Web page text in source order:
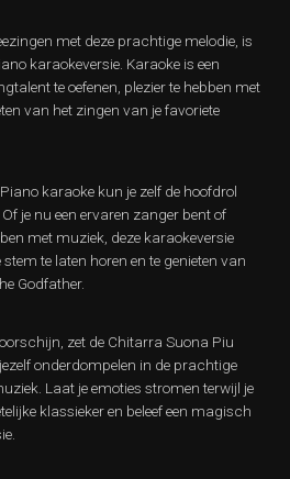
met deze prachtige melodie, is
karaokeversie. Karaoke is een
te oefenen, plezier te hebben met
van het zingen van je favoriete
karaoke kun je zelf de hoofdrol
je nu een ervaren zanger bent of
met muziek, deze karaokeversie
te laten horen en te genieten van
Godfather.
zet de Chitarra Suona Piu
onderdompelen in de prachtige
Laat je emoties stromen terwijl je
klassieker en beleef een magisch